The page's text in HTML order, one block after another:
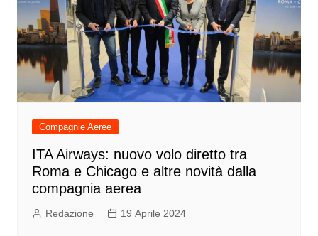
Compagnie Aeree
ITA Airways: nuovo volo diretto tra
Roma e Chicago e altre novità dalla
compagnia aerea
Redazione 19 Aprile 2024